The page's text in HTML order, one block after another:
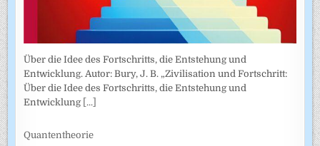
Über die Idee des Fortschritts, die Entstehung und
Entwicklung. Autor: Bury, J. B. „Zivilisation und Fortschritt:
Über die Idee des Fortschritts, die Entstehung und
Entwicklung [...]
Quantentheorie